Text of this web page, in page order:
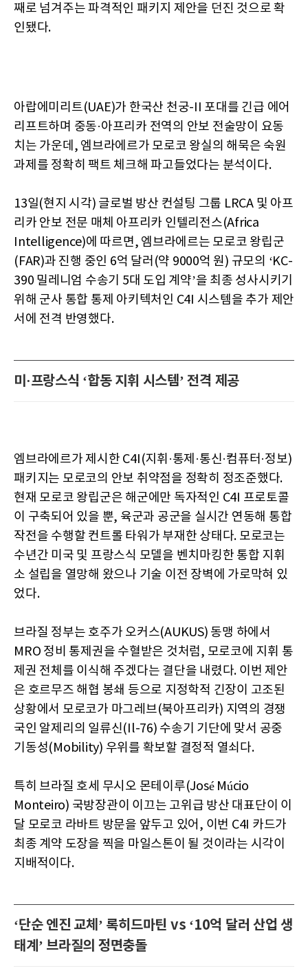
째로 넘겨주는 파격적인 패키지 제안을 던진 것으로 확
인됐다.
아랍에미리트(UAE)가 한국산 천궁-II 포대를 긴급 에어
리프트하며 중동·아프리카 전역의 안보 전술망이 요동
치는 가운데, 엠브라에르가 모로코 왕실의 해묵은 숙원
과제를 정확히 팩트 체크해 파고들었다는 분석이다.
13일(현지 시각) 글로벌 방산 컨설팅 그룹 LRCA 및 아프
리카 안보 전문 매체 아프리카 인텔리전스(Africa
Intelligence)에 따르면, 엠브라에르는 모로코 왕립군
(FAR)과 진행 중인 6억 달러(약 9000억 원) 규모의 ‘KC-
390 밀레니엄 수송기 5대 도입 계약’을 최종 성사시키기
위해 군사 통합 통제 아키텍처인 C4I 시스템을 추가 제안
서에 전격 반영했다.
미·프랑스식 ‘합동 지휘 시스템’ 전격 제공
엠브라에르가 제시한 C4I(지휘·통제·통신·컴퓨터·정보)
패키지는 모로코의 안보 취약점을 정확히 정조준했다.
현재 모로코 왕립군은 해군에만 독자적인 C4I 프로토콜
이 구축되어 있을 뿐, 육군과 공군을 실시간 연동해 통합
작전을 수행할 컨트롤 타워가 부재한 상태다. 모로코는
수년간 미국 및 프랑스식 모델을 벤치마킹한 통합 지휘
소 설립을 열망해 왔으나 기술 이전 장벽에 가로막혀 있
었다.
브라질 정부는 호주가 오커스(AUKUS) 동맹 하에서
MRO 정비 통제권을 수혈받은 것처럼, 모로코에 지휘 통
제권 전체를 이식해 주겠다는 결단을 내렸다. 이번 제안
은 호르무즈 해협 봉쇄 등으로 지정학적 긴장이 고조된
상황에서 모로코가 마그레브(북아프리카) 지역의 경쟁
국인 알제리의 일류신(Il-76) 수송기 기단에 맞서 공중
기동성(Mobility) 우위를 확보할 결정적 열쇠다.
특히 브라질 호세 무시오 몬테이루(José Múcio
Monteiro) 국방장관이 이끄는 고위급 방산 대표단이 이
달 모로코 라바트 방문을 앞두고 있어, 이번 C4I 카드가
최종 계약 도장을 찍을 마일스톤이 될 것이라는 시각이
지배적이다.
‘단순 엔진 교체’ 록히드마틴 vs ‘10억 달러 산업 생
태계’ 브라질의 정면충돌